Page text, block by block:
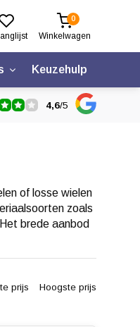
0
Winkelwagen
Keuzehulp
4,6/5
of losse wielen
zoals
brede aanbod
prijs Hoogste prijs